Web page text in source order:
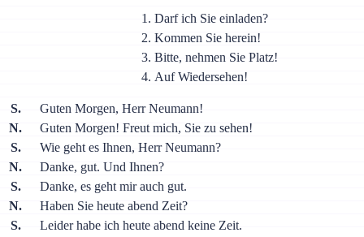
Darf ich Sie einladen?
Kommen Sie herein!
Bitte, nehmen Sie Platz!
Auf Wiedersehen!
S.
Guten Morgen, Herr Neumann!
N.
Guten Morgen! Freut mich, Sie zu sehen!
S.
Wie geht es Ihnen, Herr Neumann?
N.
Danke, gut. Und Ihnen?
S.
Danke, es geht mir auch gut.
N.
Haben Sie heute abend Zeit?
S.
Leider habe ich heute abend keine Zeit.